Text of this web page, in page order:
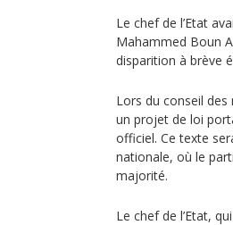
Le chef de l’Etat
Mahammed Boun
disparition à brève
Lors du conseil
un projet de loi
officiel. Ce texte
nationale, où le
majorité.
Le chef de l’Etat,